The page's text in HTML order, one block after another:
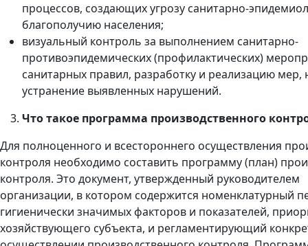
процессов, создающих угрозу санитарно-
благополучию населения;
визуальный контроль за выполнением санитарно-
противоэпидемических (профилактических)
санитарных правил, разработку и реализацию мер,
устранение выявленных нарушений.
Что такое программа производственного
Для полноценного и всестороннего осуществления
контроля необходимо составить программу (план)
контроля. Это документ, утвержденный руководителем
организации, в котором содержится номенклатурный
гигиенически значимых факторов и показателей,
хозяйствующего субъекта, и регламентирующий